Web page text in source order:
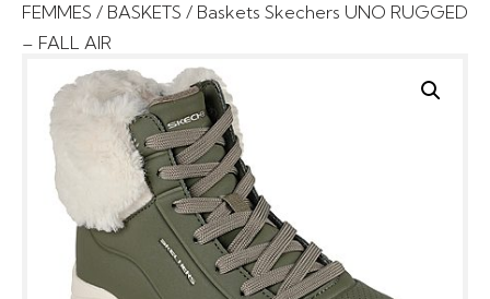
FEMMES / BASKETS / Baskets Skechers UNO RUGGED
– FALL AIR